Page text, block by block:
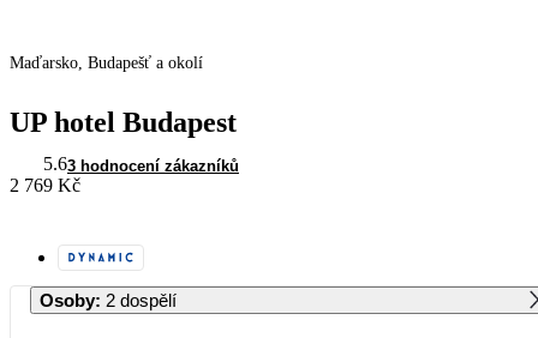
Maďarsko, Budapešť a okolí
UP hotel Budapest
5.63 hodnocení zákazníků
2 769 Kč
Osoby: 2 dospělí